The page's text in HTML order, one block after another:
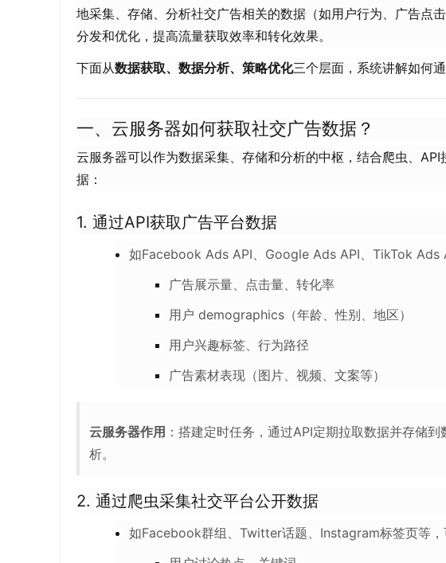
地采集、存储、分析社交广告相关的数据（如用户行为、广告点
分发和优化，提高流量获取效率和转化效果。
下面从数据获取、数据分析、策略优化三个层面，系统讲解如何
一、云服务器如何获取社交广告数据？
云服务器可以作为数据采集、存储和分析的中枢，结合爬虫、
据：
1. 通过API获取广告平台数据
如Facebook Ads API、Google Ads API、TikTok Ads
广告展示量、点击量、转化率
用户 demographics（年龄、性别、地区）
用户兴趣标签、行为路径
广告素材表现（图片、视频、文案等）
云服务器作用 ：搭建定时任务，通过API定期拉取数据并存储
析。
2. 通过爬虫采集社交平台公开数据
如Facebook群组、Twitter话题、Instagram标签页等，